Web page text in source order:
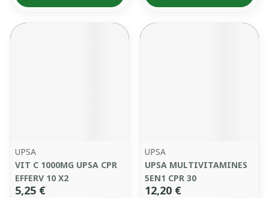
UPSA
VIT C 1000MG UPSA CPR
EFFERV 10 X2
5,25 €
UPSA
UPSA MULTIVITAMINES
5EN1 CPR 30
12,20 €